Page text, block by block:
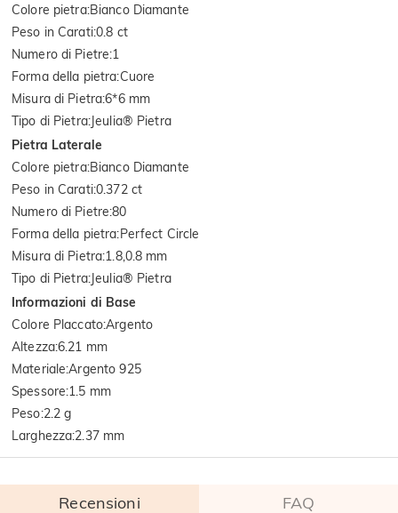
Colore pietra:Bianco Diamante
Peso in Carati:0.8 ct
Numero di Pietre:1
Forma della pietra:Cuore
Misura di Pietra:6*6 mm
Tipo di Pietra:Jeulia® Pietra
Pietra Laterale
Colore pietra:Bianco Diamante
Peso in Carati:0.372 ct
Numero di Pietre:80
Forma della pietra:Perfect Circle
Misura di Pietra:1.8,0.8 mm
Tipo di Pietra:Jeulia® Pietra
Informazioni di Base
Colore Placcato:Argento
Altezza:6.21 mm
Materiale:Argento 925
Spessore:1.5 mm
Peso:2.2 g
Larghezza:2.37 mm
Recensioni FAQ